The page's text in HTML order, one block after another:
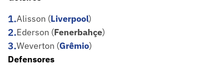
1.Alisson (Liverpool)
2.Ederson (Fenerbahçe)
3.Weverton (Grêmio)
Defensores